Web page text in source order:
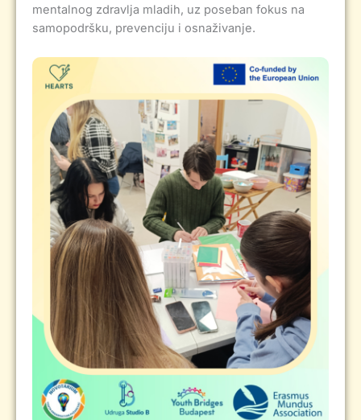
mentalnog zdravlja mladih, uz poseban fokus na
samopodršku, prevenciju i osnaživanje.